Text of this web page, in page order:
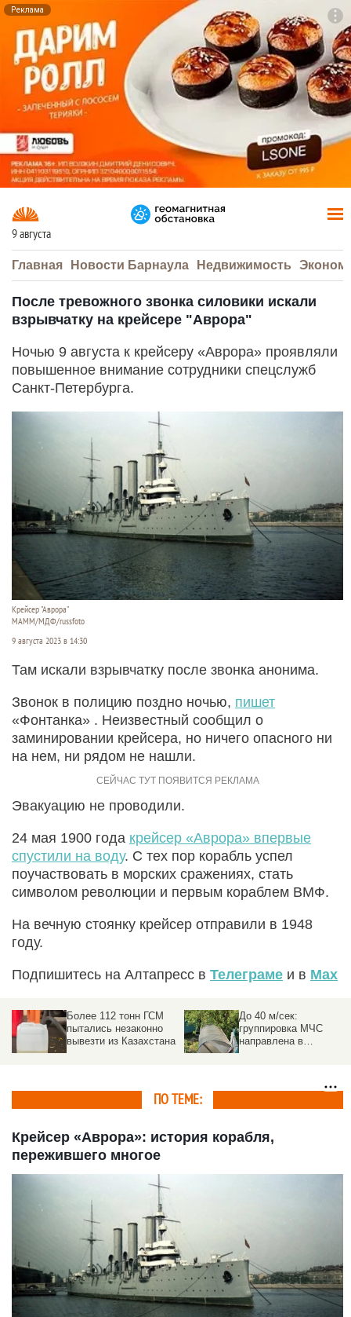
Реклама
9 августа
Главная Новости Барнаула Недвижимость
После тревожного звонка силовики искали
взрывчатку на крейсере "Аврора"
Ночью 9 августа к крейсеру «Аврора» проявляли
повышенное внимание сотрудники спецслужб
Санкт-Петербурга.
Крейсер "Аврора"
МАММ/МДФ/russfoto
9 августа 2023 в 14:30
Там искали взрывчатку после звонка анонима.
Звонок в полицию поздно ночью, пишет
«Фонтанка» . Неизвестный сообщил о
заминировании крейсера, но ничего опасного ни
на нем, ни рядом не нашли.
Эвакуацию не проводили.
24 мая 1900 года крейсер «Аврора» впервые
спустили на воду. С тех пор корабль успел
поучаствовать в морских сражениях, стать
символом революции и первым кораблем ВМФ.
На вечную стоянку крейсер отправили в 1948
году.
Подпишитесь на Алтапресс в Телеграме и в Max
Более 112 тонн ГСМ
пытались незаконно
вывезти из Казахстана
До 40 м/сек:
группировка МЧС
направлена в
ПО ТЕМЕ:
Крейсер «Аврора»: история корабля,
пережившего многое